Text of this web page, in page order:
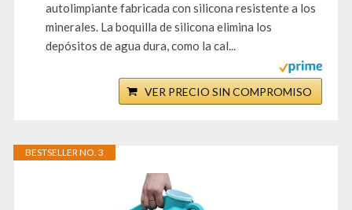
autolimpiante fabricada con silicona resistente a los
minerales. La boquilla de silicona elimina los
depósitos de agua dura, como la cal...
VER PRECIO SIN COMPROMISO
BESTSELLER NO. 3